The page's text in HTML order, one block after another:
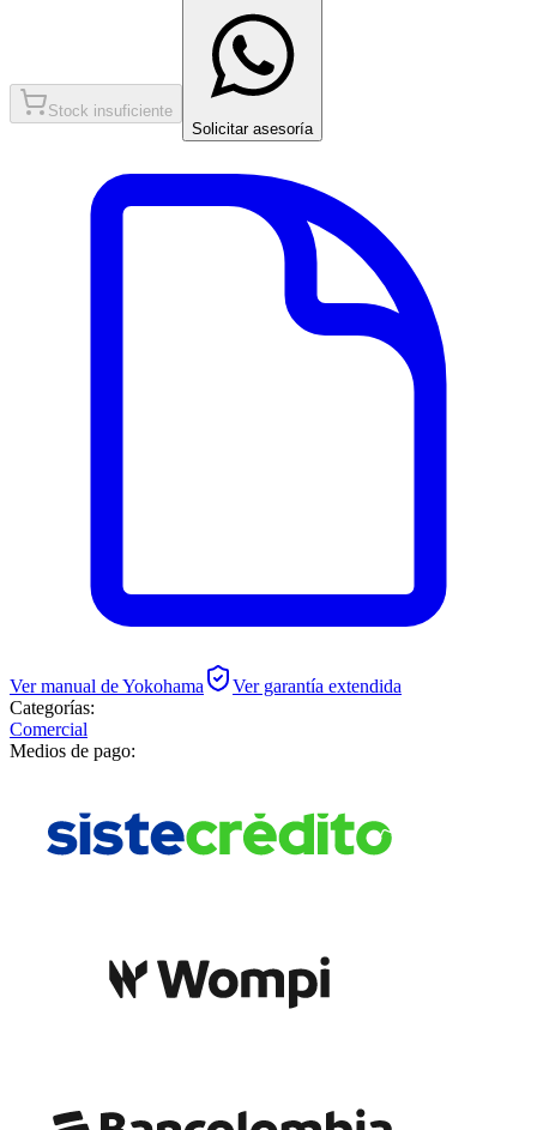
Stock insuficiente
Solicitar asesoría
Ver manual deYokohama
Ver garantía extendida
Categorías:
Comercial
Medios de pago: